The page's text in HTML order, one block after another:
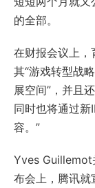
的全部。
在财报会议上
其“游戏转型战
展空间”，并且
同时也将通过
容。”
Yves Guillemot
布会上，腾讯就